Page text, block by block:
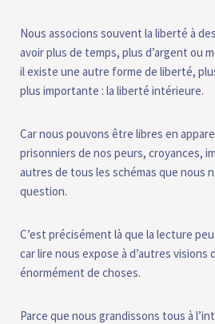
Nous associons souvent la liberté à
avoir plus de temps, plus d’argent ou
il existe une autre forme de liberté,
plus importante : la liberté intérieure.
Car nous pouvons être libres en
prisonniers de nos peurs, croyances,
autres de tous les schémas que nous
question.
C’est précisément là que la lecture
car lire nous expose à d’autres visions
énormément de choses.
Parce que nous grandissons tous à